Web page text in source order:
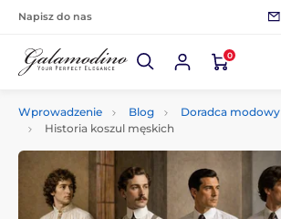
Napisz do nas
0
Wprowadzenie Blog
Doradca modowy
Historia koszul męskich